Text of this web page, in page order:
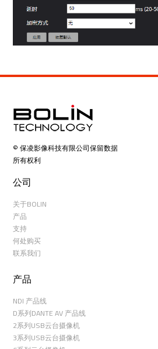
© 保凌影像科技有限公司保留数据
所有权利
公司
关于BOLIN
产品
支持
何处购买
联系我们
产品
NDI 产品线
D系列DANTE AV 产品线
2系列USB云台摄像机
3系列USB云台摄像机